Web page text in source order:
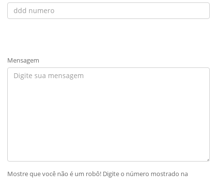
Mensagem
Mostre que você não é um robô! Digite o número mostrado na